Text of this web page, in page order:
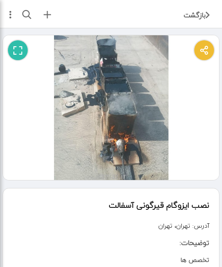
بازگشت ثبت آگهی
نصب ایزوگام قیرگونی آسفالت
آدرس: تهران، تهران
توضیحات:
تخصص ها